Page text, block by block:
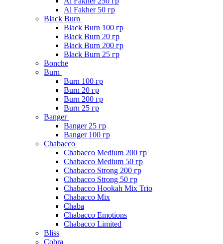
Al Fakher 50 гр
Black Burn
Black Burn 100 гр
Black Burn 20 гр
Black Burn 200 гр
Black Burn 25 гр
Bonche
Burn
Burn 100 гр
Burn 20 гр
Burn 200 гр
Burn 25 гр
Banger
Banger 25 гр
Banger 100 гр
Chabacco
Chabacco Medium 200 гр
Chabacco Medium 50 гр
Chabacco Strong 200 гр
Chabacco Strong 50 гр
Chabacco Hookah Mix Trio
Chabacco Mix
Chaba
Chabacco Emotions
Chabacco Limited
Bliss
Cobra